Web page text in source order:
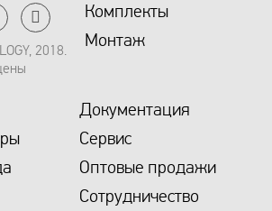
к заказу
сУсловиями
к заказу
сУсловиями
2018.
Комплекты
Монтаж
Документация
Сервис
Оптовые продажи
Сотрудничество